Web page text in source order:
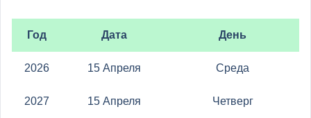
Год Дата День
2026 15 Апреля Среда
2027 15 Апреля Четверг